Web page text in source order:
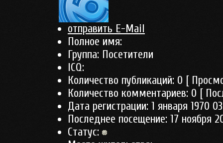
отправить E-Mail
Полное имя:
Группа: Посетители
ICQ:
Количество публикаций: 0 [
Количество комментариев: 0 [
Дата регистрации: 1 января 1970
Последнее посещение: 17 ноября
Статус: